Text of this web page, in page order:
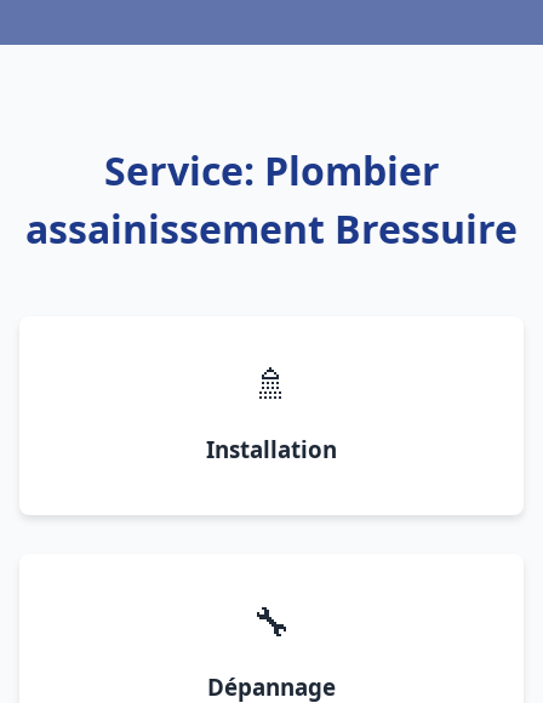
Service: Plombier
assainissement Bressuire
🚿
Installation
🔧
Dépannage